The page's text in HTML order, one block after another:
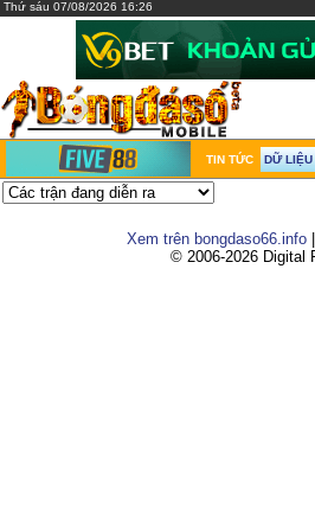
Thứ sáu 07/08/2026 16:26
TIN TỨC DỮ LIỆU
Xem trên bongdaso66.info
© 2006-2026 Digital